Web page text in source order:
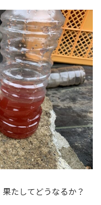
たしてどうなるか？